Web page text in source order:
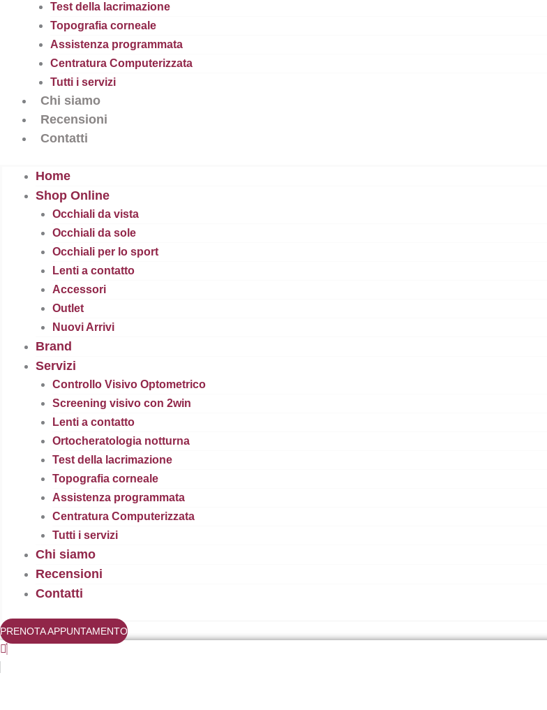
Test della lacrimazione
Topografia corneale
Assistenza programmata
Centratura Computerizzata
Tutti i servizi
Chi siamo
Recensioni
Contatti
Home
Shop Online
Occhiali da vista
Occhiali da sole
Occhiali per lo sport
Lenti a contatto
Accessori
Outlet
Nuovi Arrivi
Brand
Servizi
Controllo Visivo Optometrico
Screening visivo con 2win
Lenti a contatto
Ortocheratologia notturna
Test della lacrimazione
Topografia corneale
Assistenza programmata
Centratura Computerizzata
Tutti i servizi
Chi siamo
Recensioni
Contatti
PRENOTA APPUNTAMENTO